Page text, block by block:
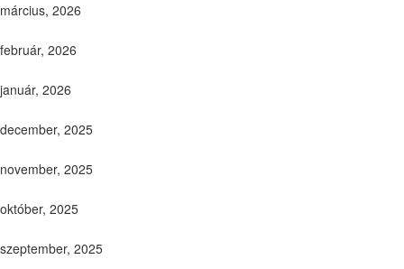
március, 2026
február, 2026
január, 2026
december, 2025
november, 2025
október, 2025
szeptember, 2025